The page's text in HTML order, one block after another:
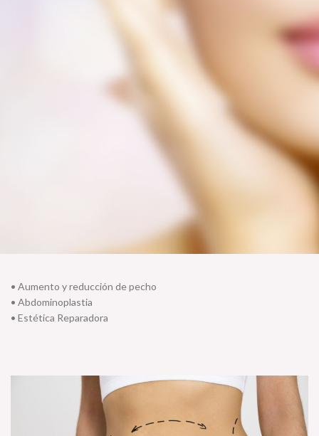
• Aumento y reducción de pecho
• Abdominoplastia
• Estética Reparadora